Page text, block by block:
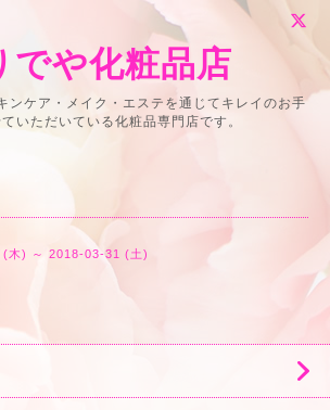
でや化粧品店
ンケア・メイク・エステを通じてキレイのお手
いただいている化粧品専門店です。
木) ～ 2018-03-31 (土)